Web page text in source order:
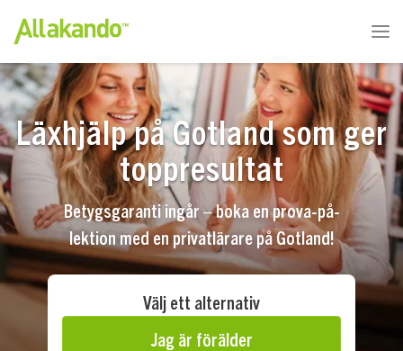
Läxhjälp på Gotland som ger
toppresultat
Betygsgaranti ingår – boka en prova-på-
lektion med en privatlärare på Gotland!
Välj ett alternativ
Jag är förälder